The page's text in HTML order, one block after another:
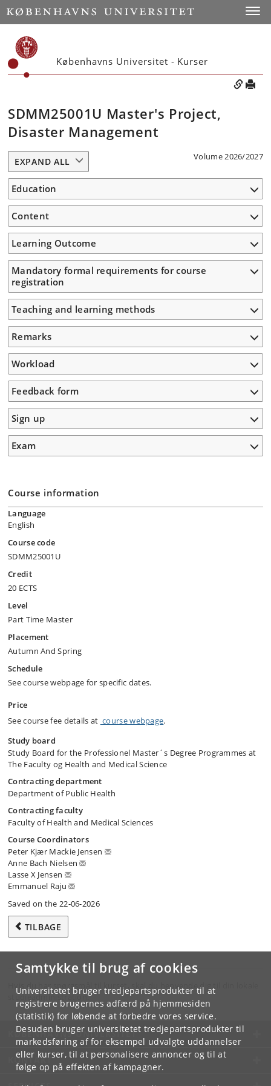
Samtykke til brug af cookies
Universitetet bruger tredjepartsprodukter til at
registrere brugernes adfærd på hjemmesiden
(statistik) for løbende at forbedre vores service.
Desuden bruger universitetet tredjepartsprodukter til
markedsføring af for eksempel udvalgte uddannelser
eller kurser, til at personalisere annoncer og til at
følge op på effekten af kampagner.
Københavns Universitet - Kurser
SDMM25001U Master's Project,
Disaster Management
Volume 2026/2027
EXPAND ALL
Education
Content
Learning Outcome
Mandatory formal requirements for course
registration
Teaching and learning methods
Remarks
Workload
Feedback form
Sign up
Exam
Course information
Language
English
Course code
SDMM25001U
Credit
20 ECTS
Level
Part Time Master
Placement
Autumn And Spring
Schedule
See course webpage for specific dates.
Price
See course fee details at course webpage.
Study board
Study Board for the Professionel Master´s Degree Programmes at
The Faculty og Health and Medical Science
Contracting department
Department of Public Health
Contracting faculty
Faculty of Health and Medical Sciences
Course Coordinators
Peter Kjær Mackie Jensen
Anne Bach Nielsen
Lasse X Jensen
Emmanuel Raju
Saved on the 22-06-2026
TILBAGE
Hvis du har spørgsmål til kurset, skal du henvende dig til din lokale
studieadministration.
KØBENHAVNS UNIVERSITET
KONTAKT